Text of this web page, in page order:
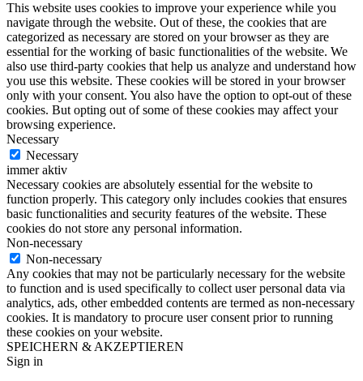
This website uses cookies to improve your experience while you
navigate through the website. Out of these, the cookies that are
categorized as necessary are stored on your browser as they are
essential for the working of basic functionalities of the website. We
also use third-party cookies that help us analyze and understand how
you use this website. These cookies will be stored in your browser
only with your consent. You also have the option to opt-out of these
cookies. But opting out of some of these cookies may affect your
browsing experience.
Necessary
Necessary
immer aktiv
Necessary cookies are absolutely essential for the website to
function properly. This category only includes cookies that ensures
basic functionalities and security features of the website. These
cookies do not store any personal information.
Non-necessary
Non-necessary
Any cookies that may not be particularly necessary for the website
to function and is used specifically to collect user personal data via
analytics, ads, other embedded contents are termed as non-necessary
cookies. It is mandatory to procure user consent prior to running
these cookies on your website.
SPEICHERN & AKZEPTIEREN
Sign in